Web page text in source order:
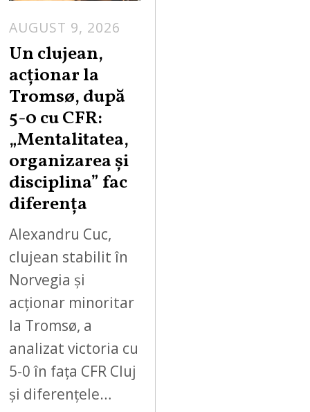
AUGUST 9, 2026
Un clujean,
acționar la
Tromsø, după
5-0 cu CFR:
„Mentalitatea,
organizarea și
disciplina” fac
diferența
Alexandru Cuc,
clujean stabilit în
Norvegia și
acționar minoritar
la Tromsø, a
analizat victoria cu
5-0 în fața CFR Cluj
și diferențele…